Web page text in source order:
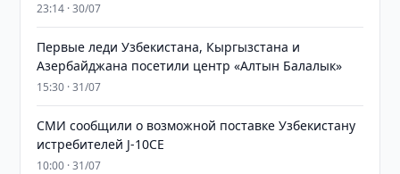
23:14 · 30/07
Первые леди Узбекистана, Кыргызстана и
Азербайджана посетили центр «Алтын Балалык»
15:30 · 31/07
СМИ сообщили о возможной поставке Узбекистану
истребителей J-10CE
10:00 · 31/07